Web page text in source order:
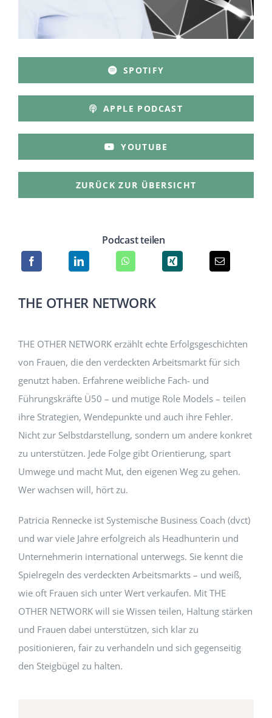
SPOTIFY
APPLE PODCAST
YOUTUBE
ZURÜCK ZUR ÜBERSICHT
Podcast teilen
THE OTHER NETWORK
THE OTHER NETWORK erzählt echte Erfolgsgeschichten
von Frauen, die den verdeckten Arbeitsmarkt für sich
genutzt haben. Erfahrene weibliche Fach- und
Führungskräfte Ü50 – und mutige Role Models – teilen
ihre Strategien, Wendepunkte und auch ihre Fehler.
Nicht zur Selbstdarstellung, sondern um andere konkret
zu unterstützen. Jede Folge gibt Orientierung, spart
Umwege und macht Mut, den eigenen Weg zu gehen.
Wer wachsen will, hört zu.
Patricia Rennecke ist Systemische Business Coach (dvct)
und war viele Jahre erfolgreich als Headhunterin und
Unternehmerin international unterwegs. Sie kennt die
Spielregeln des verdeckten Arbeitsmarkts – und weiß,
wie oft Frauen sich unter Wert verkaufen. Mit THE
OTHER NETWORK will sie Wissen teilen, Haltung stärken
und Frauen dabei unterstützen, sich klar zu
positionieren, fair zu verhandeln und sich gegenseitig
den Steigbügel zu halten.